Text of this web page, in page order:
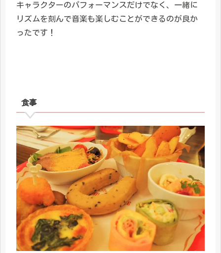
キャラクターのパフォーマンスだけでなく、一緒に
リズムを刻んで音楽も楽しむことができるのが良か
ったです！
食事